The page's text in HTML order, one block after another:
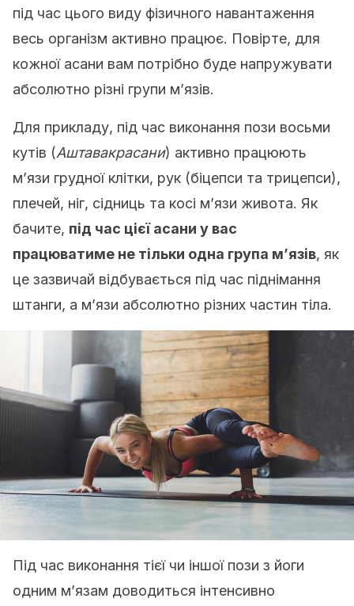
під час цього виду фізичного навантаження
весь організм активно працює. Повірте, для
кожної асани вам потрібно буде напружувати
абсолютно різні групи м’язів.
Для прикладу, під час виконання пози восьми
кутів (Аштавакрасани) активно працюють
м’язи грудної клітки, рук (біцепси та трицепси),
плечей, ніг, сідниць та косі м’язи живота. Як
бачите, під час цієї асани у вас
працюватиме не тільки одна група м’язів, як
це зазвичай відбувається під час піднімання
штанги, а м’язи абсолютно різних частин тіла.
Під час виконання тієї чи іншої пози з йоги
одним м’язам доводиться інтенсивно